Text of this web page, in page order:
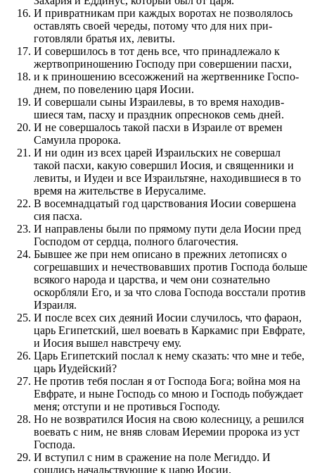
И при­вратникам при каждых воротах не по­зволялось
оставлять своей череды, по­тому что для них при­
готовляли братья их, левиты.
И совершилось в тот день все, что при­надлежало к
жертвоприноше­нию Го­с­по­ду при соверше­нии пасхи,
и к при­ноше­нию всесожже­ний на жертвен­нике Го­с­по­
днем, по повеле­нию царя Иосии.
И совершали сыны Израилевы, в то время находив­
шиеся там, пасху и праз­дник опресноков семь дней.
И не совершалось такой пасхи в Израиле от времен
Самуила про­рока.
И ни один из всех царей Израиль­ских не совершал
такой пасхи, какую совершил Иосия, и священ­ники и
левиты, и Иудеи и все Израильтяне, находив­шиеся в то
время на жи­тель­стве в Иерусалиме.
В восемнадцатый год цар­с­т­во­вания Иосии совершена
сия пасха.
И направлены были по прямому пути дела Иосии пред
Го­с­по­дом от сердца, по­лного благо­честия.
Быв­шее же при нем описано в пре­жних летописях о
согрешав­ших и нече­с­т­вовав­ших про­тив Го­с­по­да больше
всякого народа и царства, и чем они сознатель­но
оскорбляли Его, и за что слова Го­с­по­да восстали про­тив
Израиля.
И по­сле всех сих деяний Иосии случилось, что фараон,
царь Египетский, шел вое­вать в Каркамис при Евфрате,
и Иосия вышел навстречу ему.
Царь Египетский по­слал к нему ска­за­ть: что мне и тебе,
царь Иудейский?
Не про­тив тебя по­слан я от Го­с­по­да Бога; война моя на
Евфрате, и ныне Го­с­по­дь со мною и Го­с­по­дь по­буждает
меня; отступи и не про­тивься Го­с­по­ду.
Но не воз­вратил­ся Иосия на свою колесницу, а решил­ся
вое­вать с ним, не вняв словам Иеремии про­рока из уст
Го­с­по­да.
И вступил с ним в сраже­ние на по­ле Мегиддо. И
сошлись началь­ству­ю­щие к царю Иосии.